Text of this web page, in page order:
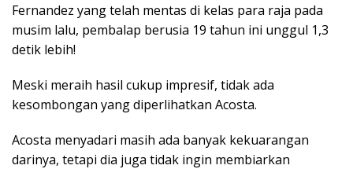
Fernandez yang telah mentas di kelas para raja pada
musim lalu, pembalap berusia 19 tahun ini unggul 1,3
detik lebih!
Meski meraih hasil cukup impresif, tidak ada
kesombongan yang diperlihatkan Acosta.
Acosta menyadari masih ada banyak kekuarangan
darinya, tetapi dia juga tidak ingin membiarkan